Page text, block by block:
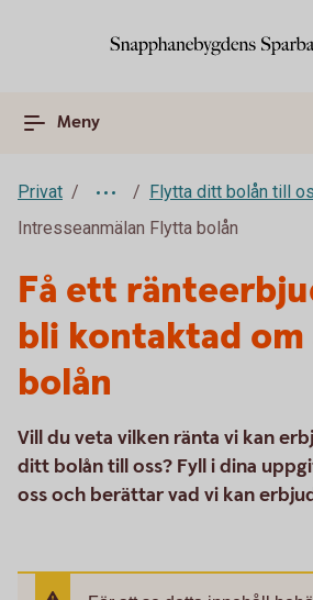
Meny
Privat
Flytta ditt bolån till
Intresseanmälan Flytta bolån
Få ett
bli kontaktad
bolån
Vill du veta vilken ränta vi kan
ditt bolån till oss? Fyll i dina
oss och berättar vad vi kan